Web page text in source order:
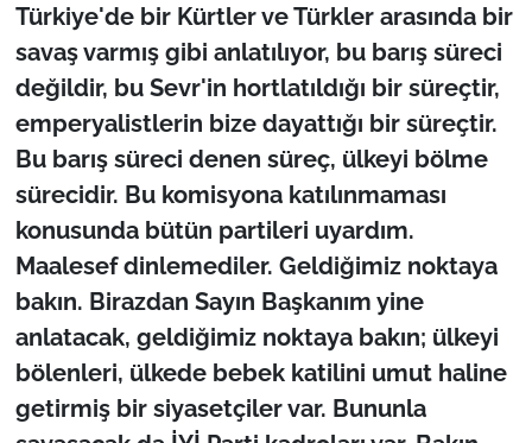
Türkiye'de bir Kürtler ve Türkler arasında bir
savaş varmış gibi anlatılıyor, bu barış süreci
değildir, bu Sevr'in hortlatıldığı bir süreçtir,
emperyalistlerin bize dayattığı bir süreçtir.
Bu barış süreci denen süreç, ülkeyi bölme
sürecidir. Bu komisyona katılınmaması
konusunda bütün partileri uyardım.
Maalesef dinlemediler. Geldiğimiz noktaya
bakın. Birazdan Sayın Başkanım yine
anlatacak, geldiğimiz noktaya bakın; ülkeyi
bölenleri, ülkede bebek katilini umut haline
getirmiş bir siyasetçiler var. Bununla